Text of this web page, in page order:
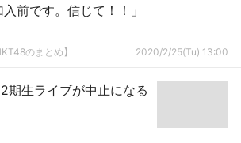
前です。信じて！！」
のまとめ】 2020/2/25(Tu) 13:00
期生ライブが中止になる